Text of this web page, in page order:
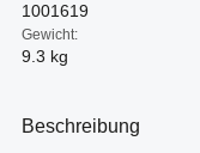
1001619
Gewicht:
9.3 kg
Beschreibung